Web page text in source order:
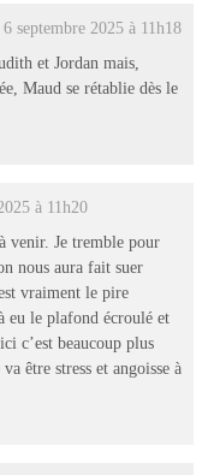
septembre 2025 à 11h18
et Jordan mais,
Maud se rétablie dès le
à 11h20
venir. Je tremble pour
nous aura fait suer
vraiment le pire
eu le plafond écroulé et
c’est beaucoup plus
être stress et angoisse à